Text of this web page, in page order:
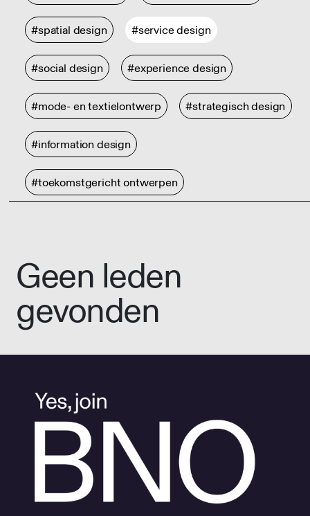
#spatial design #service design
#social design #experience design
#mode- en textielontwerp #strategisch design
#information design
#toekomstgericht ontwerpen
Geen leden
gevonden